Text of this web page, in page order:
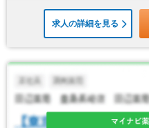
求人の詳細を見る